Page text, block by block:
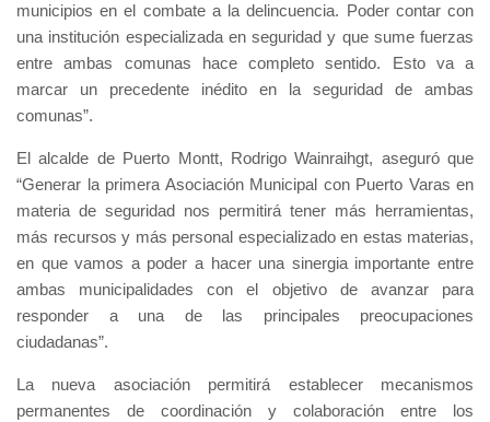
municipios en el combate a la delincuencia. Poder contar con
una institución especializada en seguridad y que sume fuerzas
entre ambas comunas hace completo sentido. Esto va a
marcar un precedente inédito en la seguridad de ambas
comunas”.
El alcalde de Puerto Montt, Rodrigo Wainraihgt, aseguró que
“Generar la primera Asociación Municipal con Puerto Varas en
materia de seguridad nos permitirá tener más herramientas,
más recursos y más personal especializado en estas materias,
en que vamos a poder a hacer una sinergia importante entre
ambas municipalidades con el objetivo de avanzar para
responder a una de las principales preocupaciones
ciudadanas”.
La nueva asociación permitirá establecer mecanismos
permanentes de coordinación y colaboración entre los